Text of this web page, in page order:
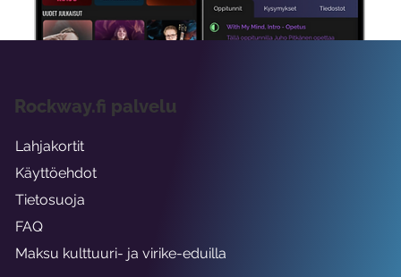
Rockway.fi palvelu
Lahjakortit
Käyttöehdot
Tietosuoja
FAQ
Maksu kulttuuri- ja virike-eduilla